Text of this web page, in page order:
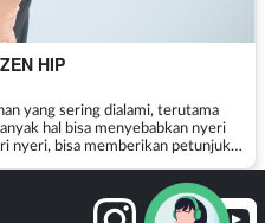
HIP
yang sering dialami, terutama
hal bisa menyebabkan nyeri
nyeri, bisa memberikan petunjuk